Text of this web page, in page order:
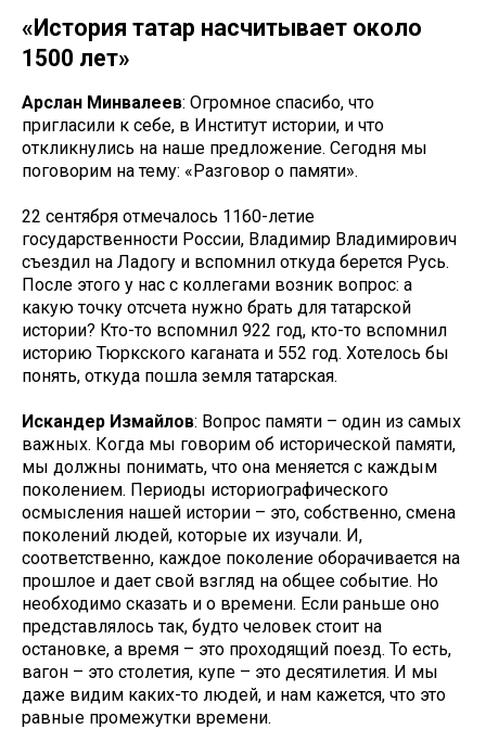
«История татар насчитывает около
1500 лет»
Арслан Минвалеев: Огромное спасибо, что
пригласили к себе, в Институт истории, и что
откликнулись на наше предложение. Сегодня мы
поговорим на тему: «Разговор о памяти».
22 сентября отмечалось 1160-летие
государственности России, Владимир Владимирович
съездил на Ладогу и вспомнил откуда берется Русь.
После этого у нас с коллегами возник вопрос: а
какую точку отсчета нужно брать для татарской
истории? Кто-то вспомнил 922 год, кто-то вспомнил
историю Тюркского каганата и 552 год. Хотелось бы
понять, откуда пошла земля татарская.
Искандер Измайлов: Вопрос памяти – один из самых
важных. Когда мы говорим об исторической памяти,
мы должны понимать, что она меняется с каждым
поколением. Периоды историографического
осмысления нашей истории – это, собственно, смена
поколений людей, которые их изучали. И,
соответственно, каждое поколение оборачивается на
прошлое и дает свой взгляд на общее событие. Но
необходимо сказать и о времени. Если раньше оно
представлялось так, будто человек стоит на
остановке, а время – это проходящий поезд. То есть,
вагон – это столетия, купе – это десятилетия. И мы
даже видим каких-то людей, и нам кажется, что это
равные промежутки времени.